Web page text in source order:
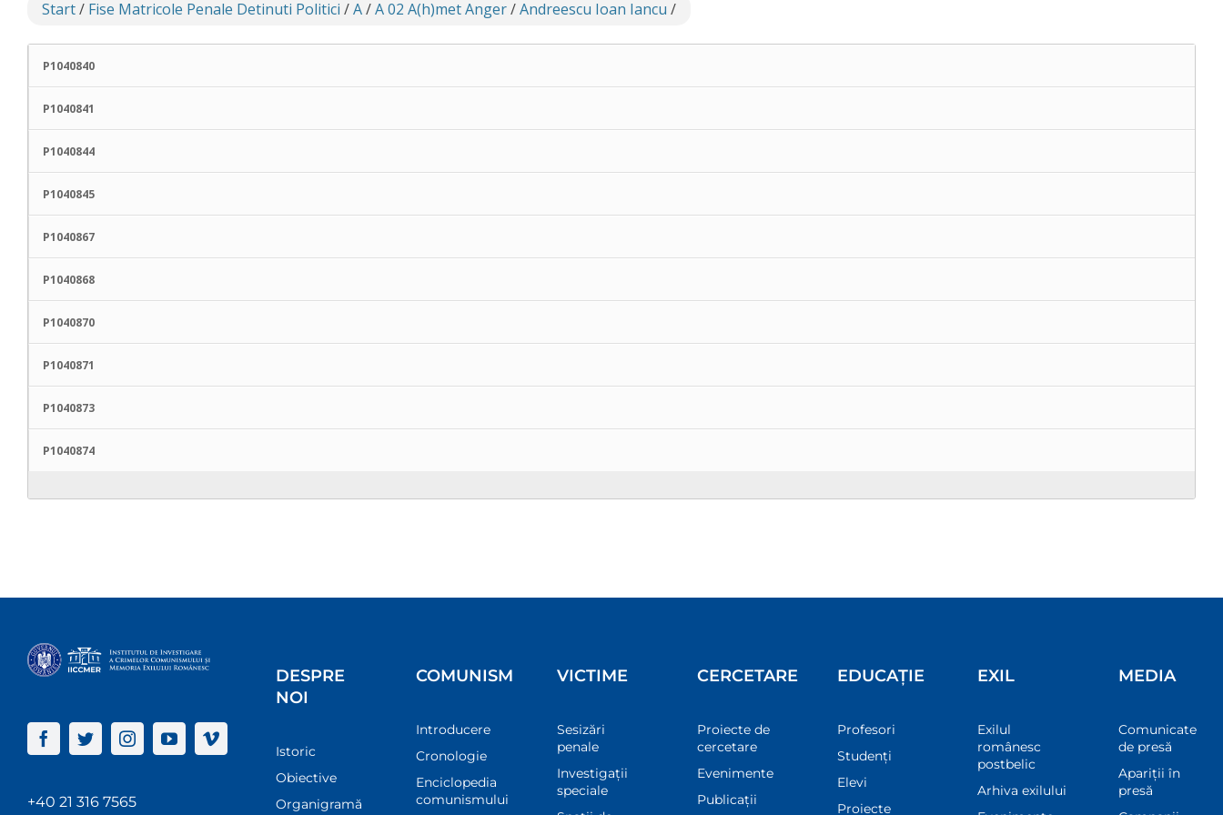
Start/ Fise Matricole Penale Detinuti Politici /A/A 02 A(h)met Anger/Andreescu Ioan Iancu /
P1040840
P1040841
P1040844
P1040845
P1040867
P1040868
P1040870
P1040871
P1040873
P1040874
+40 21 316 7565
DESPRE
NOI
Istoric
Obiective
Organigramă
COMUNISM
Introducere
Cronologie
Enciclopedia
comunismului
VICTIME
Sesizări
penale
Investigații
speciale
CERCETARE
Proiecte de
cercetare
Evenimente
Publicații
EDUCAȚIE
Profesori
Studenți
Elevi
Proiecte
EXIL
Exilul
românesc
postbelic
Arhiva exilului
MEDIA
Comunicate
de presă
Apariții în
presă